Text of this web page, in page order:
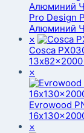
Pro Design
Алюминий
×
Cosca
13x82x2000
×
Evrowood
×